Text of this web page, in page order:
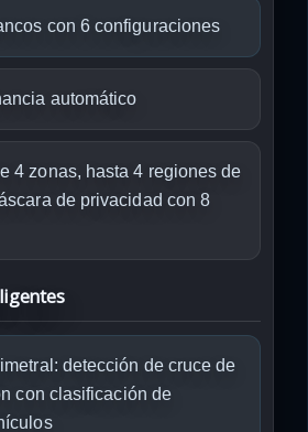
con 6 configuraciones
automático
4 zonas, hasta 4 regiones de
de privacidad con 8
detección de cruce de
con clasificación de